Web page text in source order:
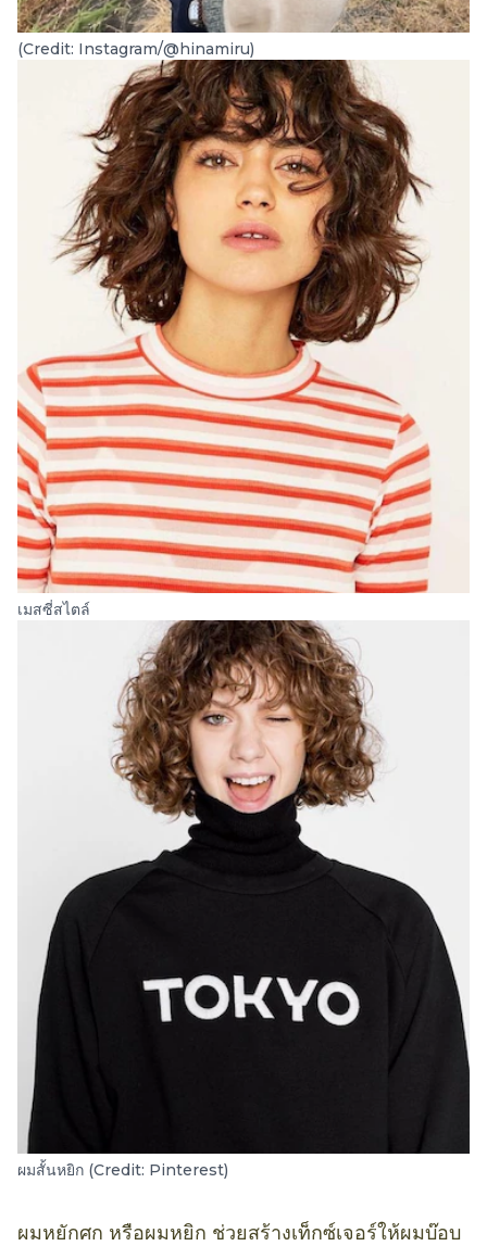
(Credit: Instagram/@hinamiru)
เมสซี่สไตล์
ผมสั้นหยิก (Credit: Pinterest)
ผมหยักศก หรือผมหยิก ช่วยสร้างเท็กซ์เจอร์ให้ผมบ๊อบ